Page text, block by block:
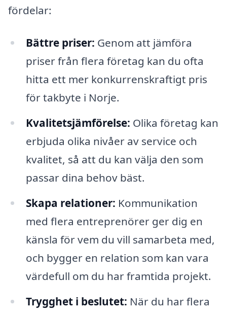
fördelar:
Bättre priser: Genom att jämföra
priser från flera företag kan du ofta
hitta ett mer konkurrenskraftigt pris
för takbyte i Norje.
Kvalitetsjämförelse: Olika företag kan
erbjuda olika nivåer av service och
kvalitet, så att du kan välja den som
passar dina behov bäst.
Skapa relationer: Kommunikation
med flera entreprenörer ger dig en
känsla för vem du vill samarbeta med,
och bygger en relation som kan vara
värdefull om du har framtida projekt.
Trygghet i beslutet: När du har flera